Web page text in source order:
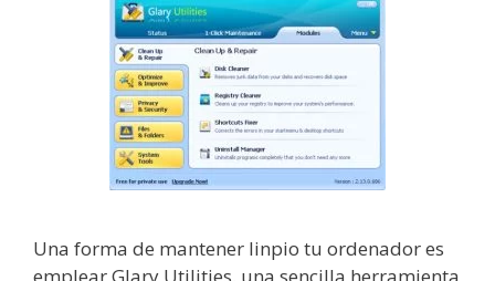
Una forma de mantener linpio tu ordenador es